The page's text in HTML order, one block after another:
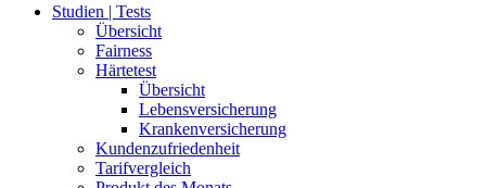
Studien | Tests
Übersicht
Fairness
Härtetest
Übersicht
Lebensversicherung
Krankenversicherung
Kundenzufriedenheit
Tarifvergleich